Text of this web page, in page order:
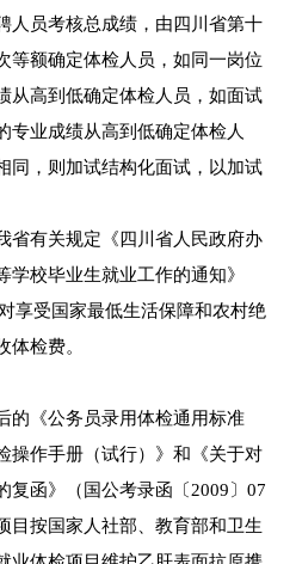
人员考核总成绩，由四川省第十
等额确定体检人员，如同一岗位
从高到低确定体检人员，如面试
专业成绩从高到低确定体检人
同，则加试结构化面试，以加试
省有关规定《四川省人民政府办
校毕业生就业工作的通知》
享受国家最低生活保障和农村绝
体检费。
的《公务员录用体检通用标准
操作手册（试行）》和《关于对
复函》（国公考录函〔2009〕07
目按国家人社部、教育部和卫生